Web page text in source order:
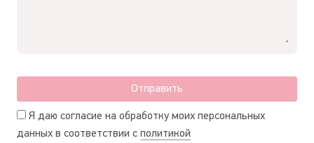
Отправить
Я даю согласие на обработку моих персональных
данных в соответствии с политикой